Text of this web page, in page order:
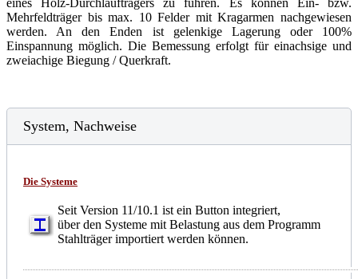
Mehrfeldträger bis max. 10 Felder mit Kragarmen nachgewiesen
werden. An den Enden ist gelenkige Lagerung oder 100%
Einspannung möglich. Die Bemessung erfolgt für einachsige und
zweiachige Biegung / Querkraft.
System, Nachweise
Die Systeme
Seit Version 11/10.1 ist ein Button integriert,
über den Systeme mit Belastung aus dem Programm
Stahlträger importiert werden können.